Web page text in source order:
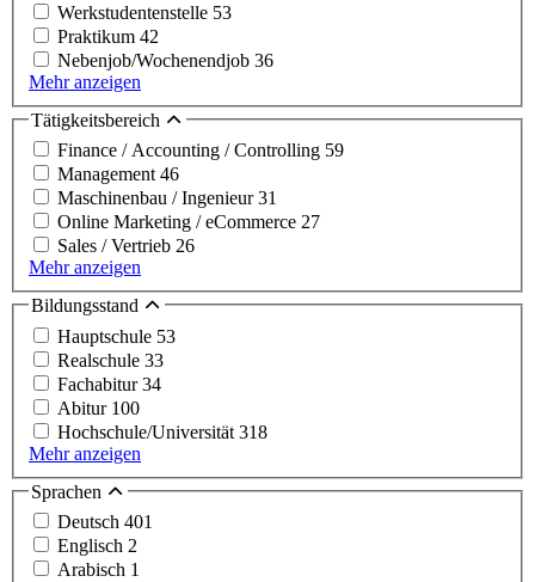
Werkstudentenstelle 53
Praktikum 42
Nebenjob/Wochenendjob 36
Mehr anzeigen
Tätigkeitsbereich
Finance / Accounting / Controlling 59
Management 46
Maschinenbau / Ingenieur31
Online Marketing / eCommerce 27
Sales / Vertrieb 26
Mehr anzeigen
Bildungsstand
Hauptschule 53
Realschule 33
Fachabitur34
Abitur 100
Hochschule/Universität 318
Mehr anzeigen
Sprachen
Deutsch 401
Englisch 2
Arabisch 1